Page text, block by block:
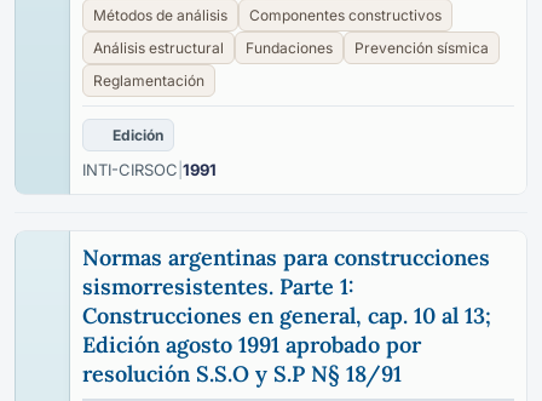
Métodos de análisis
Componentes constructivos
Análisis estructural
Fundaciones
Prevención sísmica
Reglamentación
Edición
INTI-CIRSOC 1991
Normas argentinas para construcciones
sismorresistentes. Parte 1:
Construcciones en general, cap. 10 al 13;
Edición agosto 1991 aprobado por
resolución S.S.O y S.P N§ 18/91